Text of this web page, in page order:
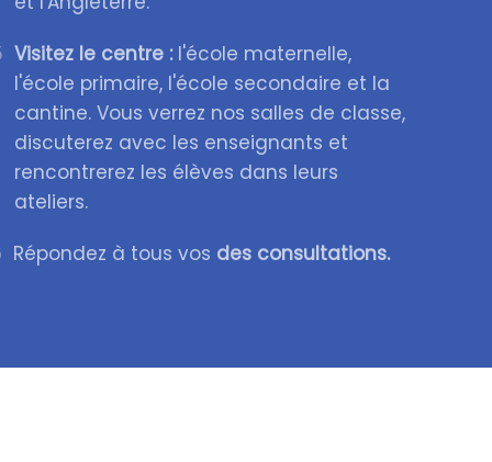
Visitez le centre :l'école maternelle,
l'école primaire, l'école secondaire et la
cantine. Vous verrez nos salles de classe,
discuterez avec les enseignants et
rencontrerez les élèves dans leurs
ateliers.
Répondez à tous vos des consultations.